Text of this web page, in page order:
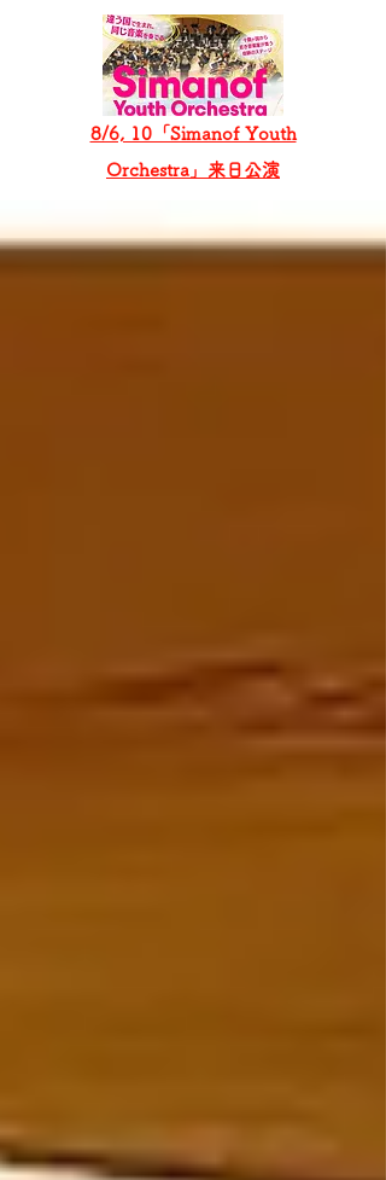
8/6, 10「Simanof Youth
Orchestra」来日公演